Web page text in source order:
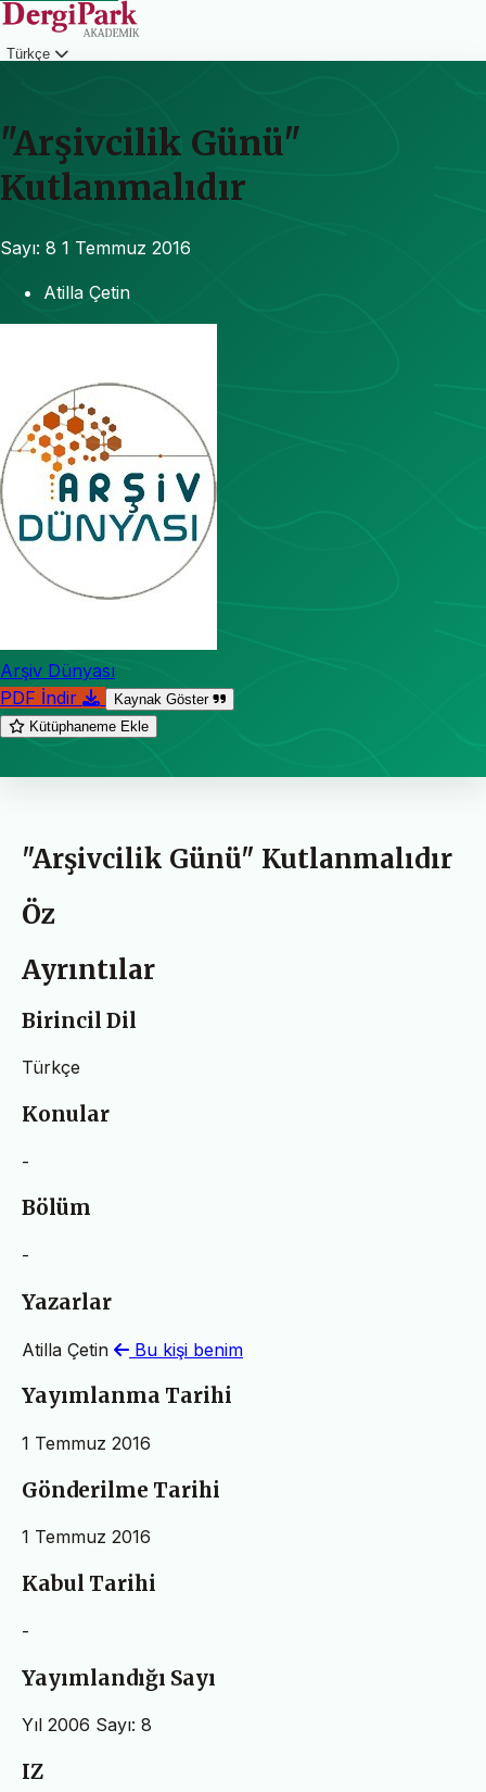
Türkçe
"Arşivcilik Günü"
Kutlanmalıdır
Sayı: 8 1 Temmuz 2016
Atilla Çetin
Arşiv Dünyası
PDF İndir
Kaynak Göster
Kütüphaneme Ekle
"Arşivcilik Günü" Kutlanmalıdır
Öz
Ayrıntılar
Birincil Dil
Türkçe
Konular
-
Bölüm
-
Yazarlar
Atilla Çetin Bu kişi benim
Yayımlanma Tarihi
1 Temmuz 2016
Gönderilme Tarihi
1 Temmuz 2016
Kabul Tarihi
-
Yayımlandığı Sayı
Yıl 2006 Sayı: 8
IZ